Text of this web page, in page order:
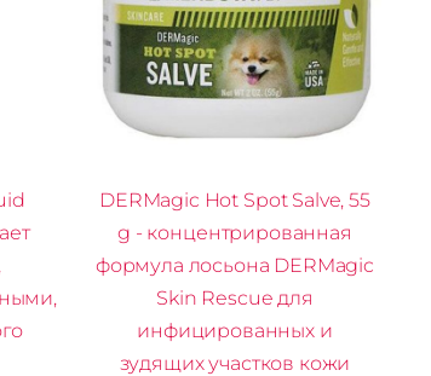
DERMagic Hot Spot Salve, 55
g - концентрированная
формула лосьона DERMagic
Skin Rescue для
инфицированных и
зудящих участков кожи